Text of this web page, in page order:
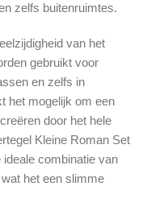
zelfs buitenruimtes.
van het
gebruikt voor
en zelfs in
het mogelijk om een
door het hele
Kleine Roman Set
combinatie van
het een slimme